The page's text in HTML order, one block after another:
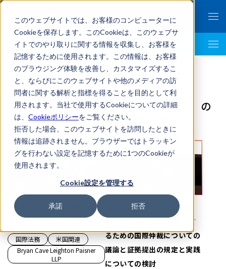
このウェブサイトでは、お客様のコンピューターに
Cookieを保存します。このCookieは、このウェブサ
イトでのやり取りに関する情報を収集し、お客様を
記憶するために使用されます。この情報は、お客様
のブラウジング体験を改善し、カスタマイズするこ
と、ならびにこのウェブサイトや他のメディアの訪
問者に関する解析と指標を得ることを目的として利
用されます。当社で使用するCookieについての詳細
は、 Cookieポリシーをご覧ください。
拒否した場合、このウェブサイトを訪問したときに
情報は追跡されません。ブラウザーではトラッキン
グを行わない設定を記憶するために1つのCookieが
使用されます。
Cookie設定を管理する
承諾 拒否
LegalTech AI Top
「Bryan Cave Leighton Paisner LLP」の
FRONTEO Legal Link Portal一覧
【リアルセミナー】米国にお
ける大規模不法行為訴訟
国際法務
米国関連
Bryan Cave Leighton Paisner
LLP
【リアルセミナー】クロス
ボーダー/国際紛争を解決す
るための国際仲裁についての
議論と証拠提出の規定と実践
についての検討